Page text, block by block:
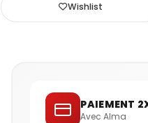
Wishlist
PAIEMENT
Avec Alma